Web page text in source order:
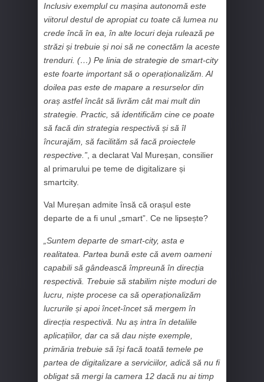
Inclusiv exemplul cu mașina autonomă este
viitorul destul de apropiat cu toate că lumea nu
crede încă în ea, în alte locuri deja rulează pe
străzi și trebuie și noi să ne conectăm la aceste
trenduri. (…) Pe linia de strategie de smart-city
este foarte important să o operaționalizăm. Al
doilea pas este de mapare a resurselor din
oraș astfel încât să livrăm cât mai mult din
strategie. Practic, să identificăm cine ce poate
să facă din strategia respectivă și să îl
încurajăm, să facilităm să facă proiectele
respective.”, a declarat Val Mureșan, consilier
al primarului pe teme de digitalizare și
smartcity.
Val Mureșan admite însă că orașul este
departe de a fi unul „smart”. Ce ne lipsește?
„Suntem departe de smart-city, asta e
realitatea. Partea bună este că avem oameni
capabili să gândească împreună în direcția
respectivă. Trebuie să stabilim niște moduri de
lucru, niște procese ca să operaționalizăm
lucrurile și apoi încet-încet să mergem în
direcția respectivă. Nu aș intra în detaliile
aplicațiilor, dar ca să dau niște exemple,
primăria trebuie să își facă toată temele pe
partea de digitalizare a serviciilor, adică să nu fi
obligat să mergi la camera 12 dacă nu ai timp